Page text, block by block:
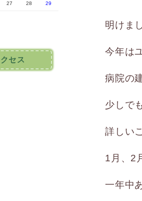
明けま
今年は
病院の
少しで
詳しい
1月、2
一年中
27 28 29
セス